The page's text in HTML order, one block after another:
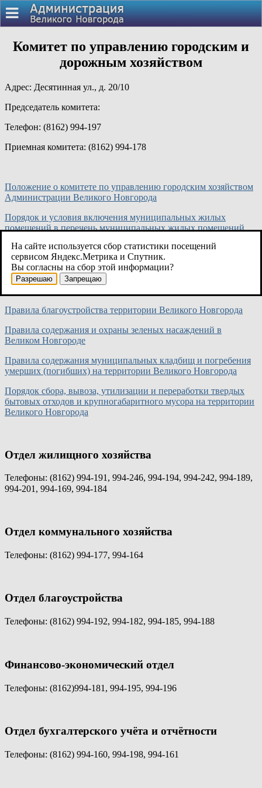
Комитет по управлению городским и
дорожным хозяйством
Адрес: Десятинная ул., д. 20/10
Председатель комитета:
Телефон: (8162) 994-197
Приемная комитета: (8162) 994-178
Положение о комитете по управлению городским хозяйством
Администрации Великого Новгорода
Порядок и условия включения муниципальных жилых
помещений в перечень муниципальных жилых помещений,
Порядок предоставления субсидий из бюджета Великого
Новгорода на возмещение затрат на капитальный ремонт
общего имущества в многоквартирных домах в части
Правила благоустройства территории Великого Новгорода
Правила содержания и охраны зеленых насаждений в
Великом Новгороде
Правила содержания муниципальных кладбищ и погребения
умерших (погибших) на территории Великого Новгорода
Порядок сбора, вывоза, утилизации и переработки твердых
бытовых отходов и крупногабаритного мусора на территории
Великого Новгорода
Отдел жилищного хозяйства
Телефоны: (8162) 994-191, 994-246, 994-194, 994-242, 994-189,
994-201, 994-169, 994-184
Отдел коммунального хозяйства
Телефоны: (8162) 994-177, 994-164
Отдел благоустройства
Телефоны: (8162) 994-192, 994-182, 994-185, 994-188
Финансово-экономический отдел
Телефоны: (8162)994-181, 994-195, 994-196
Отдел бухгалтерского учёта и отчётности
Телефоны: (8162) 994-160, 994-198, 994-161
На сайте используется сбор статистики посещений
сервисом Яндекс.Метрика и Спутник.
Вы согласны на сбор этой информации?
Разрешаю Запрещаю